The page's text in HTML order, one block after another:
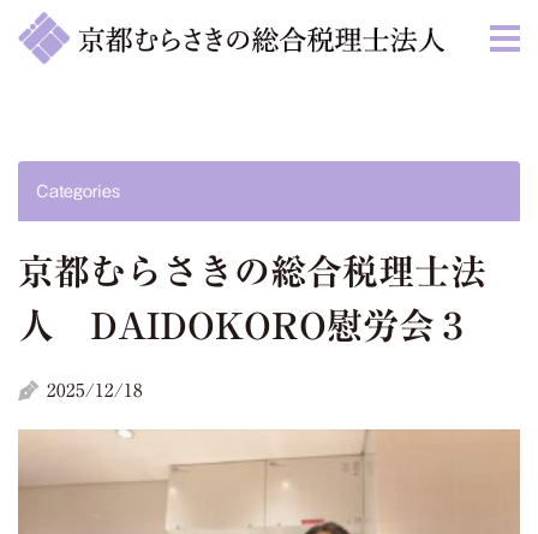
Categories
京都むらさきの総合税理士法
人 DAIDOKORO慰労会３
2025/12/18